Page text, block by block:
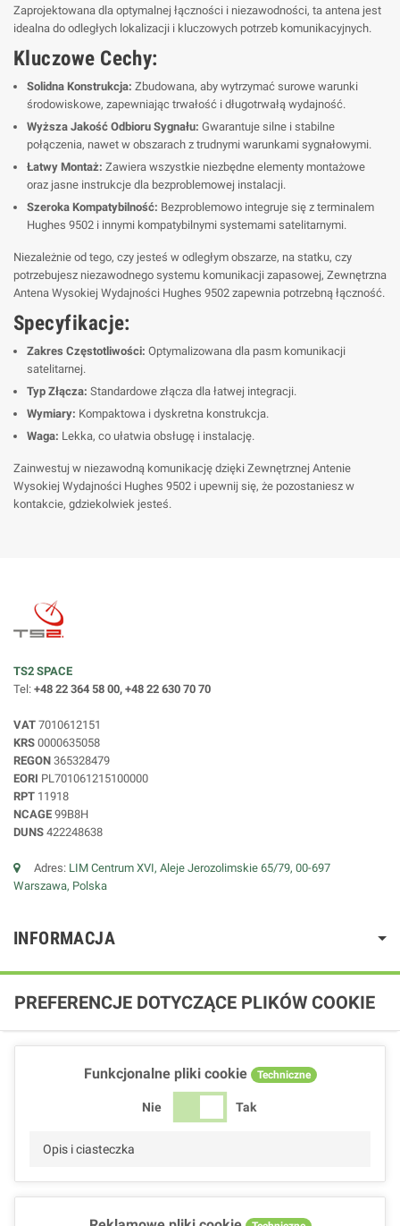
Zaprojektowana dla optymalnej łączności i niezawodności, ta antena jest
idealna do odległych lokalizacji i kluczowych potrzeb komunikacyjnych.
Kluczowe Cechy:
Solidna Konstrukcja: Zbudowana, aby wytrzymać surowe warunki
środowiskowe, zapewniając trwałość i długotrwałą wydajność.
Wyższa Jakość Odbioru Sygnału: Gwarantuje silne i stabilne
połączenia, nawet w obszarach z trudnymi warunkami sygnałowymi.
Łatwy Montaż: Zawiera wszystkie niezbędne elementy montażowe
oraz jasne instrukcje dla bezproblemowej instalacji.
Szeroka Kompatybilność: Bezproblemowo integruje się z terminalem
Hughes 9502 i innymi kompatybilnymi systemami satelitarnymi.
Niezależnie od tego, czy jesteś w odległym obszarze, na statku, czy
potrzebujesz niezawodnego systemu komunikacji zapasowej, Zewnętrzna
Antena Wysokiej Wydajności Hughes 9502 zapewnia potrzebną łączność.
Specyfikacje:
Zakres Częstotliwości: Optymalizowana dla pasm komunikacji
satelitarnej.
Typ Złącza: Standardowe złącza dla łatwej integracji.
Wymiary: Kompaktowa i dyskretna konstrukcja.
Waga: Lekka, co ułatwia obsługę i instalację.
Zainwestuj w niezawodną komunikację dzięki Zewnętrznej Antenie
Wysokiej Wydajności Hughes 9502 i upewnij się, że pozostaniesz w
kontakcie, gdziekolwiek jesteś.
TS2 SPACE
Tel: +48 22 364 58 00, +48 22 630 70 70
VAT 7010612151
KRS 0000635058
REGON 365328479
EORI PL701061215100000
RPT 11918
NCAGE 99B8H
DUNS 422248638
Adres: LIM Centrum XVI, Aleje Jerozolimskie 65/79, 00-697
Warszawa, Polska
INFORMACJA
PREFERENCJE DOTYCZĄCE PLIKÓW COOKIE
Funkcjonalne pliki cookie Techniczne
Nie Tak
Opis i ciasteczka